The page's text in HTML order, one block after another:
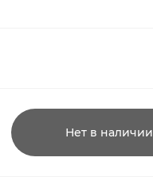
Нет в наличии